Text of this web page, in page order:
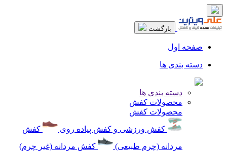
بازگشت
صفحه اول
دسته بندی ها
دسته بندی ها
محصولات کفش
محصولات کفش
کفش ورزشی و کفش پیاده روی
کفش
مردانه (چرم طبیعی)
کفش مردانه (غیر چرم)